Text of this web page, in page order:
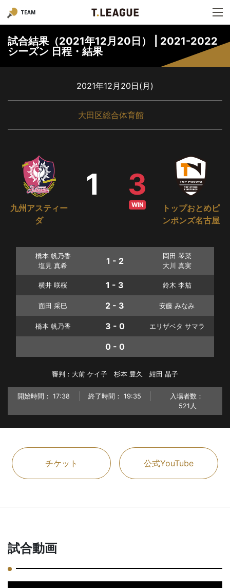
TEAM
試合結果（2021年12月20日） | 2021-2022
シーズン 日程・結果
2021年12月20日(月)
大田区総合体育館
九州アスティー
ダ
1
トップおとめピ
ンポンズ名古屋
3
WIN
橋本 帆乃香
塩見 真希
1 - 2
岡田 琴菜
大川 真実
横井 咲桜 1 - 3 鈴木 李茄
面田 采巳 2 - 3 安藤 みなみ
橋本 帆乃香 3 - 0 エリザベタ サマラ
0 - 0
審判：大前 ケイ子 杉本 豊久 紺田 晶子
開始時間： 17:38 終了時間： 19:35
入場者数：
521人
チケット 公式YouTube
試合動画